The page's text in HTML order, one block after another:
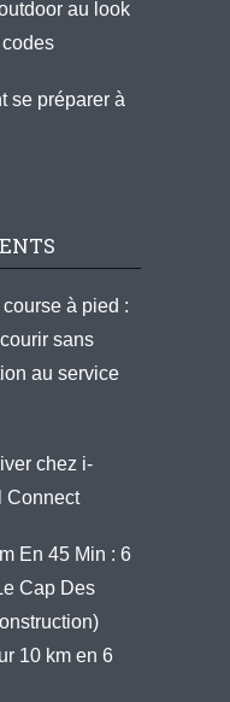
au look
se préparer à
à pied :
sans
au service
chez i-
Connect
En 45 Min : 6
Cap Des
10 km en 6